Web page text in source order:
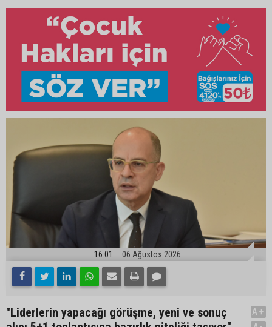
16:01 06 Ağustos 2026
"Liderlerin yapacağı görüşme, yeni ve sonuç
A+